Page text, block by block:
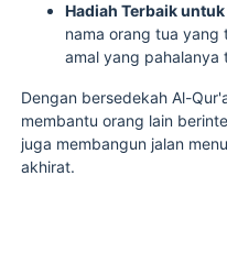
Hadiah Terbaik
nama orang tua yang
amal yang pahalanya
Dengan bersedekah Al-
membantu orang lain
juga membangun jalan
akhirat.